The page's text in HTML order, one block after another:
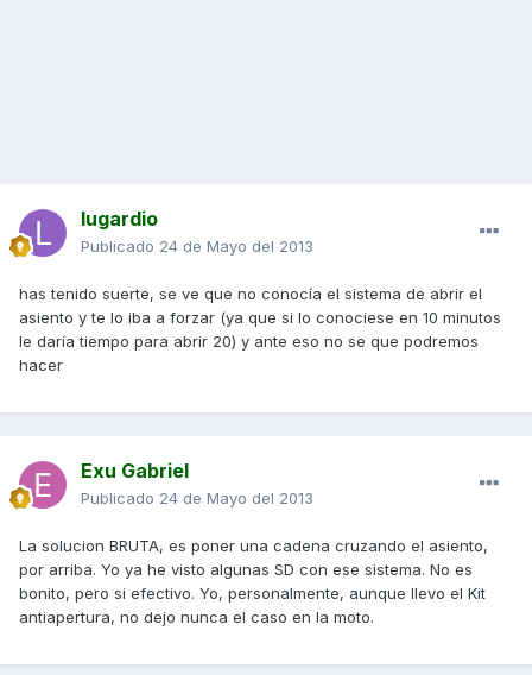
lugardio
Publicado 24 de Mayo del 2013
has tenido suerte, se ve que no conocía el sistema de abrir el
asiento y te lo iba a forzar (ya que si lo conociese en 10 minutos
le daría tiempo para abrir 20) y ante eso no se que podremos
hacer
Exu Gabriel
Publicado 24 de Mayo del 2013
La solucion BRUTA, es poner una cadena cruzando el asiento,
por arriba. Yo ya he visto algunas SD con ese sistema. No es
bonito, pero si efectivo. Yo, personalmente, aunque llevo el Kit
antiapertura, no dejo nunca el caso en la moto.